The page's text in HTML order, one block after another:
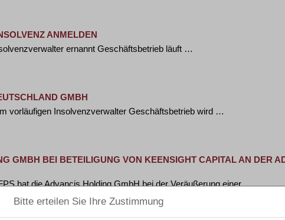
ANMELDEN
ernannt Geschäftsbetrieb läuft …
GMBH
vorläufigen Insolvenzverwalter Geschäftsbetrieb wird …
GMBH BEI BETEILIGUNG VON KEENSIGHT CAPITAL AN DER
hat die Advancis Holding GmbH bei der Veräußerung einer …